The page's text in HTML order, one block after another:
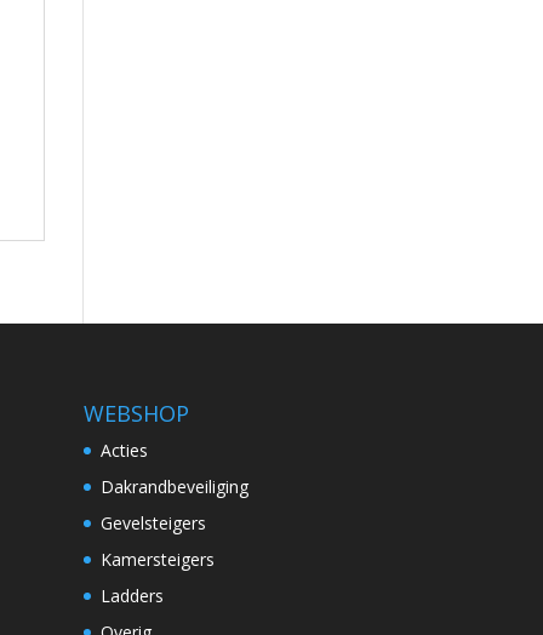
WEBSHOP
Acties
Dakrandbeveiliging
Gevelsteigers
Kamersteigers
Ladders